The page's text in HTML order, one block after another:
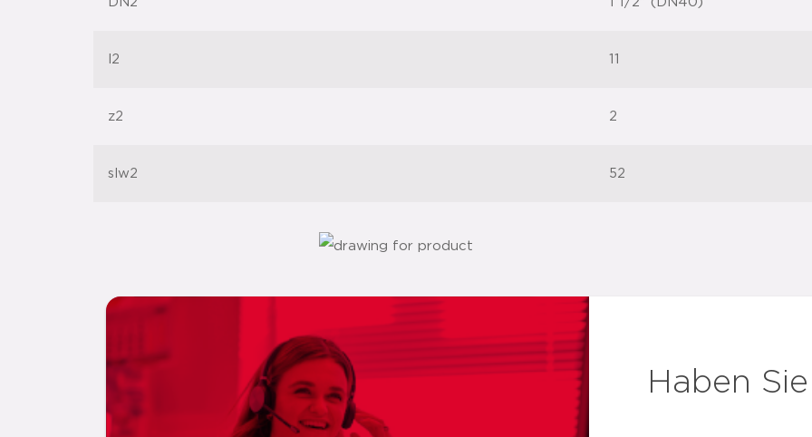
l2 11
z2 2
slw2 52
Haben